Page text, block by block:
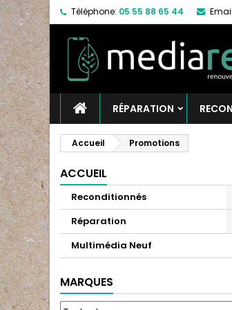
Téléphone: 05 55 88 65 44
RÉPARATION
Accueil Promotions
ACCUEIL
Reconditionnés
Réparation
Multimédia Neuf
MARQUES